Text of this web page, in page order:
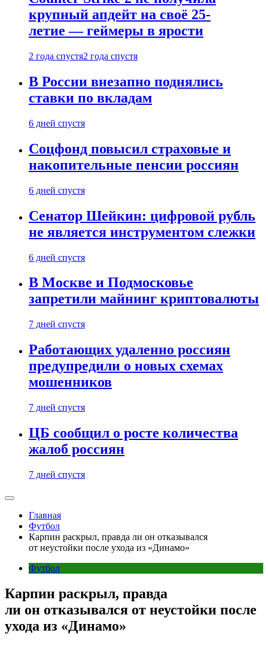
крупный апдейт на своё 25-
летие — геймеры в ярости
2 года спустя2 года спустя
В России внезапно поднялись
ставки по вкладам
6 дней спустя
Соцфонд повысил страховые и
накопительные пенсии россиян
6 дней спустя
Сенатор Шейкин: цифровой рубль
не является инструментом слежки
6 дней спустя
В Москве и Подмосковье
запретили майнинг криптовалюты
7 дней спустя
Работающих удаленно россиян
предупредили о новых схемах
мошенников
7 дней спустя
ЦБ сообщил о росте количества
жалоб россиян
7 дней спустя
Главная
Футбол
Карпин раскрыл, правда ли он отказывался
от неустойки после ухода из «Динамо»
Футбол
Карпин раскрыл, правда
ли он отказывался от неустойки после
ухода из «Динамо»